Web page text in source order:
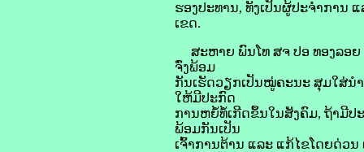
ຮອງປະທານ, ທັງເປັນຜູ້ປະຈຳການ
ເຂດ.
ສະຫາຍ ພົນໂທ ສຈ ປອ ທອງລອຍ
ຈົ່ງພ້ອມ
ກັນເຮັດວຽກເປັນໝູ່ຄະນະ ສຸມໃສ່ນ
ໃຫ້ມີປະກົດ
ການຫຍໍ້ທໍ້ເກີດຂຶ້ນໃນສັງຄົມ, ຖ້າມີ
ພ້ອມກັນເປັນ
ເຈົ້າການຕ້ານ ແລະ ແກ້ໄຂໂດຍດ່ວ